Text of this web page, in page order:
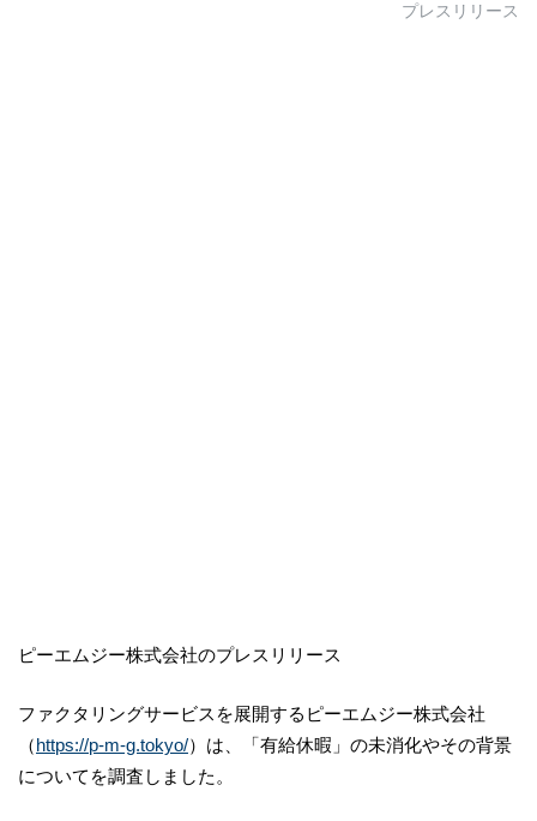
プレスリリース
ピーエムジー株式会社のプレスリリース
ファクタリングサービスを展開するピーエムジー株式会社
（https://p-m-g.tokyo/）は、「有給休暇」の未消化やその背景
についてを調査しました。